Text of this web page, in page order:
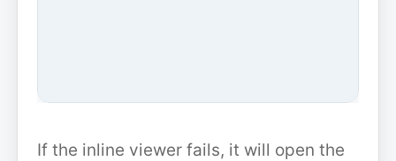
If the inline viewer fails, it will open the